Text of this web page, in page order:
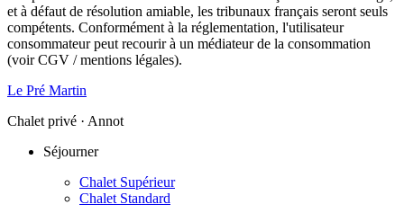
et à défaut de résolution amiable, les tribunaux français seront seuls
compétents. Conformément à la réglementation, l'utilisateur
consommateur peut recourir à un médiateur de la consommation
(voir CGV / mentions légales).
Le Pré Martin
Chalet privé · Annot
Séjourner
Chalet Supérieur
Chalet Standard